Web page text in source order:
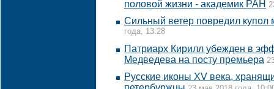
половой жизни - академик РАН
Сильный ветер повредил купол
года, 13:28
Патриарх Кирилл убежден в
Медведева на посту премьера
Русские иконы XV века,